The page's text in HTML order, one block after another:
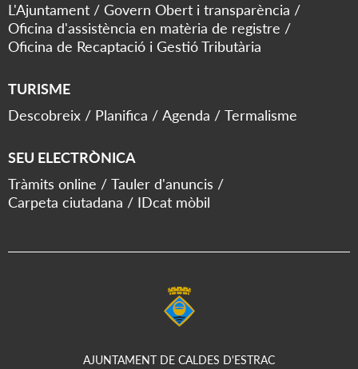
L'Ajuntament
Govern Obert i transparència
Oficina d'assistència en matèria de registre
Oficina de Recaptació i Gestió Tributària
TURISME
Descobreix
Planifica Agenda Termalisme
SEU ELECTRÒNICA
Tràmits online
Tauler d'anuncis
Carpeta ciutadana
IDcat mòbil
AJUNTAMENT DE CALDES D'ESTRAC